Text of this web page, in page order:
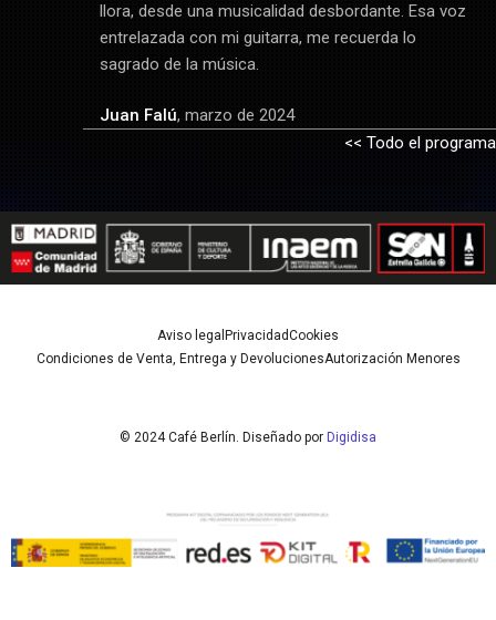
llora, desde una musicalidad desbordante. Esa voz
entrelazada con mi guitarra, me recuerda lo
sagrado de la música.
Juan Falú, marzo de 2024
<< Todo el programa
© 2024 Café Berlín. Diseñado por Digidisa
Aviso legal PrivacidadCookies
Condiciones de Venta, Entrega y DevolucionesAutorización Menores